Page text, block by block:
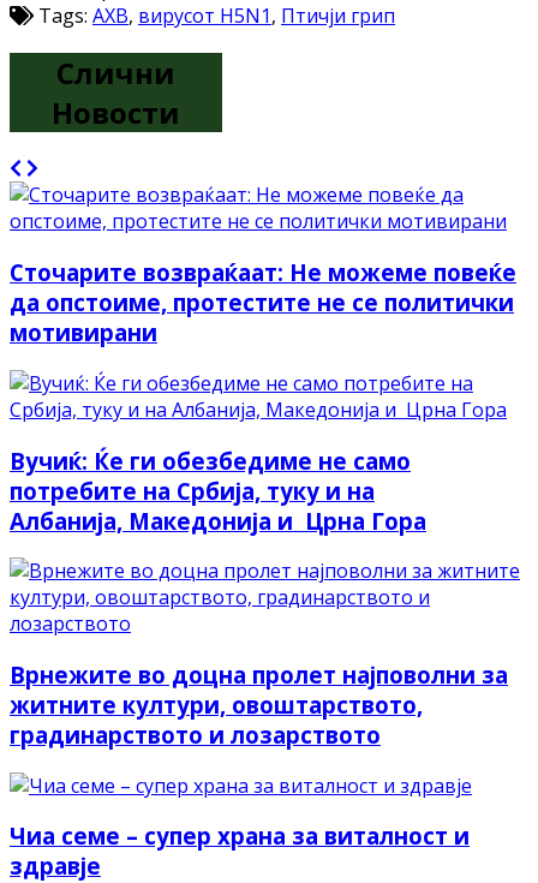
Tags: АХВ, вирусот H5N1, Птичји грип
Слични
Новости
Сточарите возвраќаат: Не можеме повеќе
да опстоиме, протестите не се политички
мотивирани
Вучиќ: Ќе ги обезбедиме не само
потребите на Србија, туку и на
Албанија, Македонија и Црна Гора
Врнежите во доцна пролет најповолни за
житните култури, овоштарството,
градинарството и лозарството
Чиа семе – супер храна за виталност и
здравје